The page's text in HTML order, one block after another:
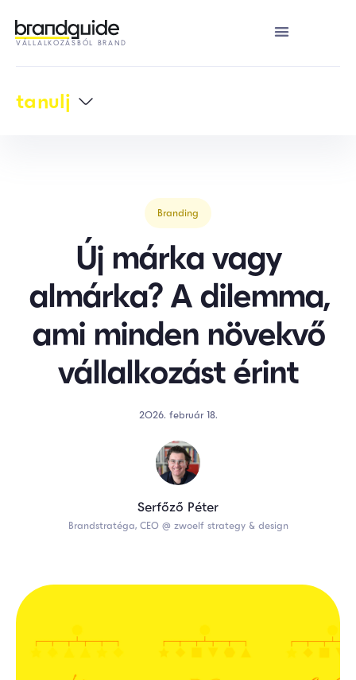
VÁLLALKOZÁSBÓL BRAND
tanulj
Branding
Új márka vagy
almárka? A dilemma,
ami minden növekvő
vállalkozást érint
2026. február 18.
Serfőző Péter
Brandstratéga, CEO @ zwoelf strategy & design